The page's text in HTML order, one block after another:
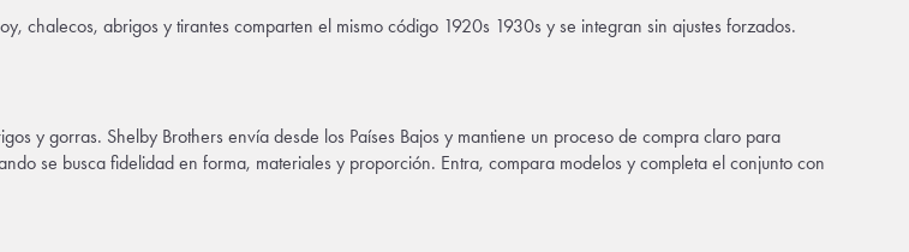
chalecos, abrigos y tirantes comparten el mismo código 1920s 1930s y se integran sin ajustes forzados.
y gorras. Shelby Brothers envía desde los Países Bajos y mantiene un proceso de compra claro para
se busca fidelidad en forma, materiales y proporción. Entra, compara modelos y completa el conjunto con